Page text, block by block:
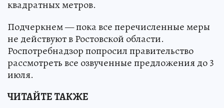
квадратных метров.
Подчеркнем — пока все перечисленные меры
не действуют в Ростовской области.
Роспотребнадзор попросил правительство
рассмотреть все озвученные предложения до 3
июля.
ЧИТАЙТЕ ТАКЖЕ